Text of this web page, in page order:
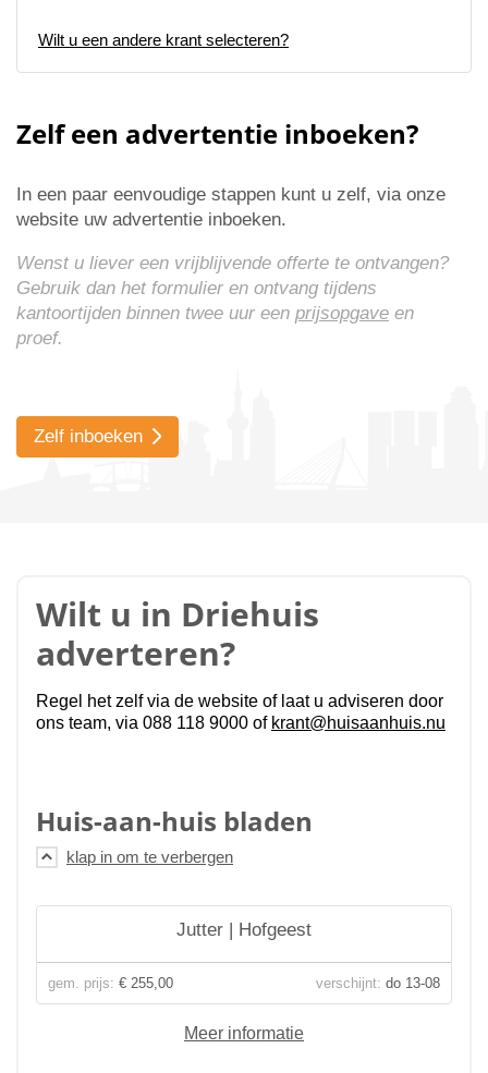
Wilt u een andere krant selecteren?
Zelf een advertentie inboeken?
In een paar eenvoudige stappen kunt u zelf, via onze
website uw advertentie inboeken.
Wenst u liever een vrijblijvende offerte te ontvangen?
Gebruik dan het formulier en ontvang tijdens
kantoortijden binnen twee uur een prijsopgave en
proef.
Zelf inboeken
Wilt u in Driehuis
adverteren?
Regel het zelf via de website of laat u adviseren door
ons team, via 088 118 9000 of krant@huisaanhuis.nu
Huis-aan-huis bladen
Jutter | Hofgeest
gem. prijs: € 255,00 verschijnt: do 13-08
Meer informatie